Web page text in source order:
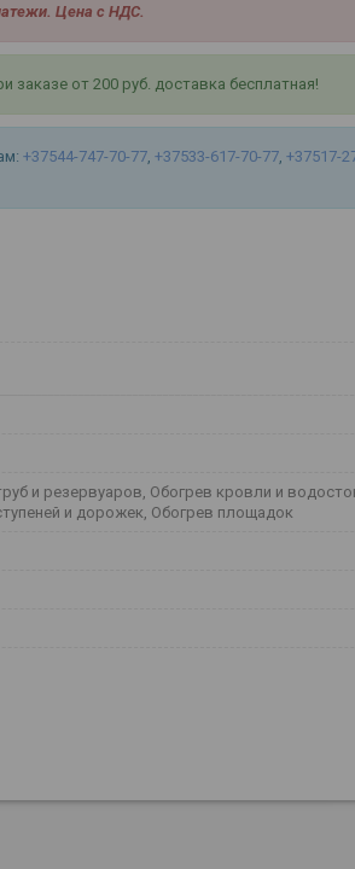
Цена с НДС.
от 200 руб. доставка бесплатная!
+37544-747-70-77 +37533-617-70-77 +37517-
и резервуаров, Обогрев кровли и
и дорожек, Обогрев площадок